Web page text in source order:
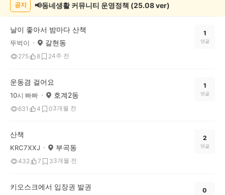
목
공지 📢동네생활 커뮤니티 운영정책 (25.08 ver)
날이 좋아서 밤마다 산책
뚜벅이 갈현동
275 8 24주 전
1
댓글
운동겸 걸어요
10시 빠빠 호계2동
631 4 03개월 전
1
댓글
산책
KRC7XXJ 부곡동
432 7 33개월 전
2
댓글
키오스크에서 입장권 발권 0